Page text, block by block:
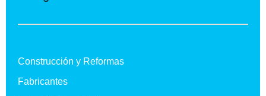
Construcción y Reformas
Fabricantes